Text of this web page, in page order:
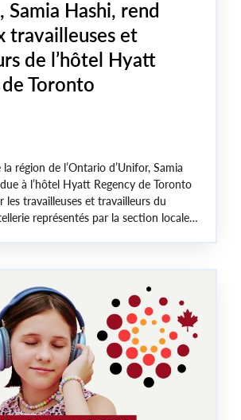
Samia Hashi, rend
travailleuses et
de l’hôtel Hyatt
Toronto
région de l’Ontario d’Unifor, Samia
à l’hôtel Hyatt Regency de Toronto
les travailleuses et travailleurs du
représentés par la section locale